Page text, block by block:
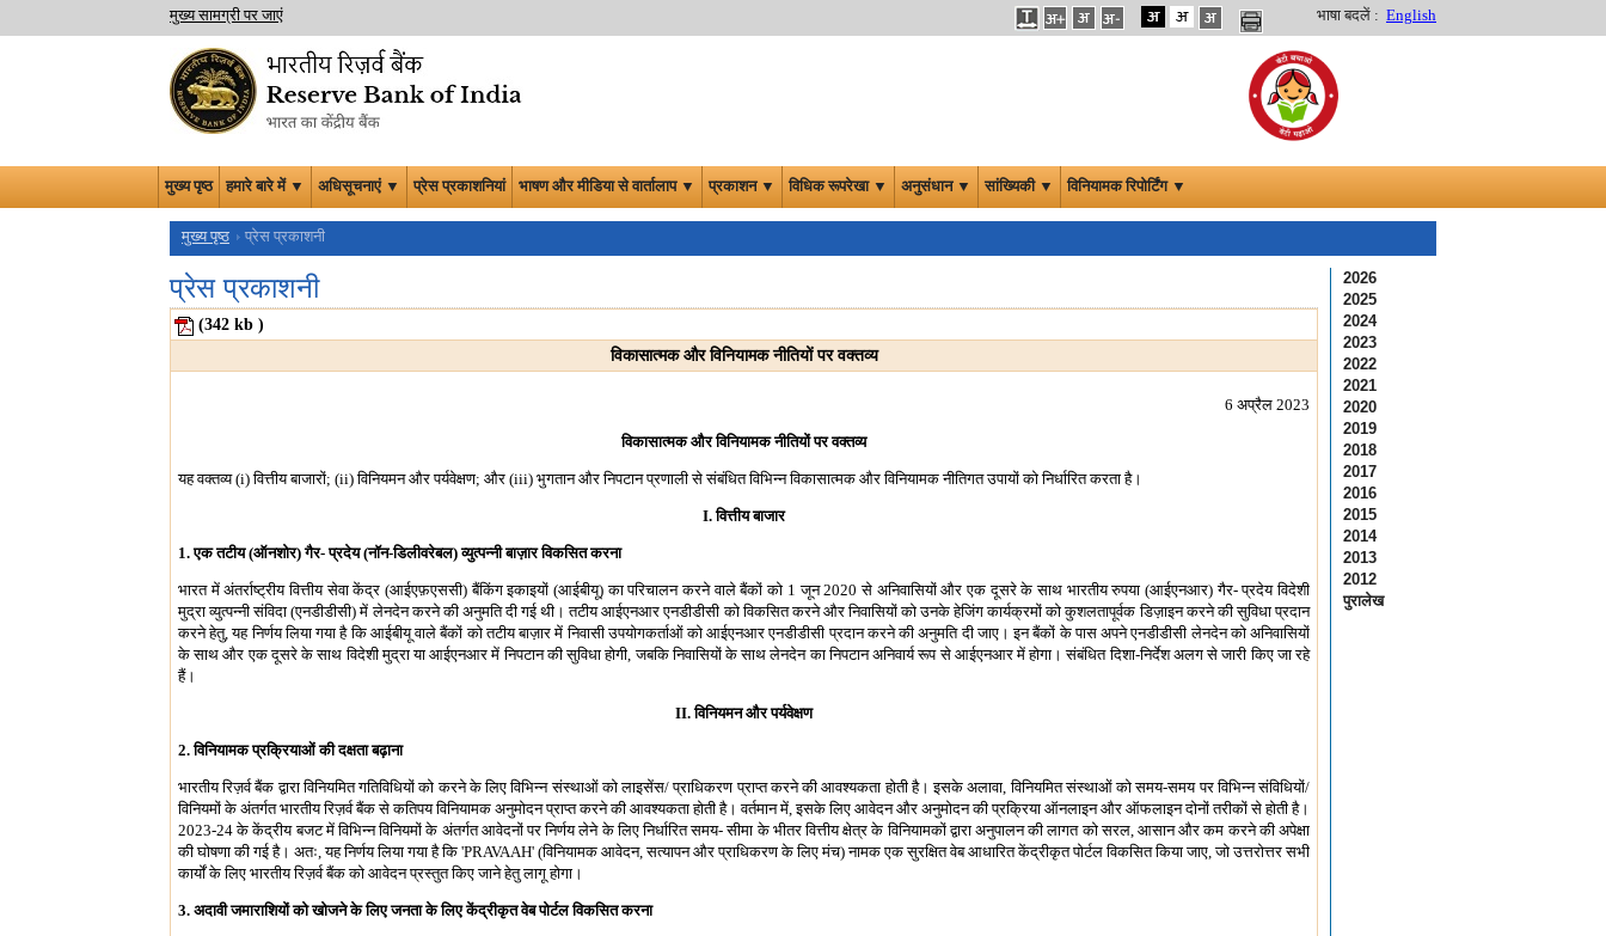
मुख्य सामग्री पर जाएं भाषा बदलें : English
मुख्य पृष्ठ हमारे बारे में ▼ अधिसूचनाएं ▼ प्रेस प्रकाशनियां भाषण और मीडिया से वार्तालाप ▼ प्रकाशन ▼ विधिक रूपरेखा ▼ अनुसंधान ▼ सांख्यिकी ▼ विनियामक रिपोर्टिंग ▼
मुख्य पृष्ठ प्रेस प्रकाशनी
प्रेस प्रकाशनी
(342 kb )
विकासात्मक और विनियामक नीतियों पर वक्तव्य
6 अप्रैल 2023
विकासात्मक और विनियामक नीतियों पर वक्तव्य
यह वक्तव्य (i) वित्तीय बाजारों; (ii) विनियमन और पर्यवेक्षण; और (iii) भुगतान और निपटान प्रणाली से संबंधित विभिन्न विकासात्मक और विनियामक नीतिगत उपायों को निर्धारित करता है।
I. वित्तीय बाजार
1. एक तटीय (ऑनशोर) गैर- प्रदेय (नॉन-डिलीवरेबल) व्युत्पन्नी बाज़ार विकसित करना
भारत में अंतर्राष्ट्रीय वित्तीय सेवा केंद्र (आईएफ़एससी) बैंकिंग इकाइयों (आईबीयू) का परिचालन करने वाले बैंकों को 1 जून 2020 से अनिवासियों और एक दूसरे के साथ भारतीय रुपया (आईएनआर) गैर- प्रदेय विदेशी
मुद्रा व्युत्पन्नी संविदा (एनडीडीसी) में लेनदेन करने की अनुमति दी गई थी। तटीय आईएनआर एनडीडीसी को विकसित करने और निवासियों को उनके हेजिंग कार्यक्रमों को कुशलतापूर्वक डिज़ाइन करने की सुविधा प्रदान
करने हेतु, यह निर्णय लिया गया है कि आईबीयू वाले बैंकों को तटीय बाज़ार में निवासी उपयोगकर्ताओं को आईएनआर एनडीडीसी प्रदान करने की अनुमति दी जाए। इन बैंकों के पास अपने एनडीडीसी लेनदेन को अनिवासियों
के साथ और एक दूसरे के साथ विदेशी मुद्रा या आईएनआर में निपटान की सुविधा होगी, जबकि निवासियों के साथ लेनदेन का निपटान अनिवार्य रूप से आईएनआर में होगा। संबंधित दिशा-निर्देश अलग से जारी किए जा रहे
हैं।
II. विनियमन और पर्यवेक्षण
2. विनियामक प्रक्रियाओं की दक्षता बढ़ाना
भारतीय रिज़र्व बैंक द्वारा विनियमित गतिविधियों को करने के लिए विभिन्न संस्थाओं को लाइसेंस/ प्राधिकरण प्राप्त करने की आवश्यकता होती है। इसके अलावा, विनियमित संस्थाओं को समय-समय पर विभिन्न संविधियों/
विनियमों के अंतर्गत भारतीय रिज़र्व बैंक से कतिपय विनियामक अनुमोदन प्राप्त करने की आवश्यकता होती है। वर्तमान में, इसके लिए आवेदन और अनुमोदन की प्रक्रिया ऑनलाइन और ऑफलाइन दोनों तरीकों से होती है।
2023-24 के केंद्रीय बजट में विभिन्न विनियमों के अंतर्गत आवेदनों पर निर्णय लेने के लिए निर्धारित समय- सीमा के भीतर वित्तीय क्षेत्र के विनियामकों द्वारा अनुपालन की लागत को सरल, आसान और कम करने की अपेक्षा
की घोषणा की गई है। अतः, यह निर्णय लिया गया है कि 'PRAVAAH' (विनियामक आवेदन, सत्यापन और प्राधिकरण के लिए मंच) नामक एक सुरक्षित वेब आधारित केंद्रीकृत पोर्टल विकसित किया जाए, जो उत्तरोत्तर सभी
कार्यों के लिए भारतीय रिज़र्व बैंक को आवेदन प्रस्तुत किए जाने हेतु लागू होगा।
3. अदावी जमाराशियों को खोजने के लिए जनता के लिए केंद्रीकृत वेब पोर्टल विकसित करना
2026
2025
2024
2023
2022
2021
2020
2019
2018
2017
2016
2015
2014
2013
2012
पुरालेख